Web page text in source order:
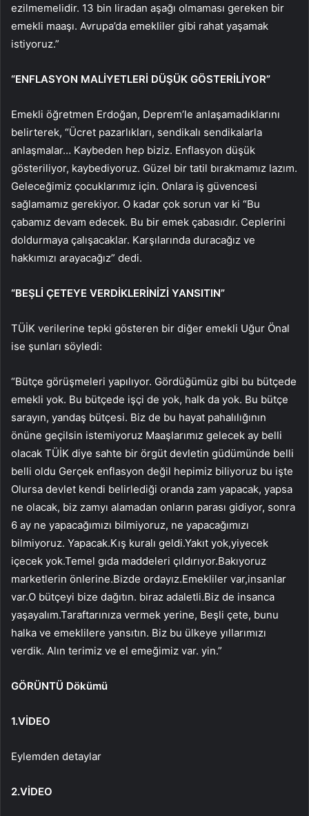
ezilmemelidir. 13 bin liradan aşağı olmaması gereken bir
emekli maaşı. Avrupa’da emekliler gibi rahat yaşamak
istiyoruz.”
“ENFLASYON MALİYETLERİ DÜŞÜK GÖSTERİLİYOR”
Emekli öğretmen Erdoğan, Deprem’le anlaşamadıklarını
belirterek, “Ücret pazarlıkları, sendikalı sendikalarla
anlaşmalar… Kaybeden hep biziz. Enflasyon düşük
gösteriliyor, kaybediyoruz. Güzel bir tatil bırakmamız lazım.
Geleceğimiz çocuklarımız için. Onlara iş güvencesi
sağlamamız gerekiyor. O kadar çok sorun var ki “Bu
çabamız devam edecek. Bu bir emek çabasıdır. Ceplerini
doldurmaya çalışacaklar. Karşılarında duracağız ve
hakkımızı arayacağız” dedi.
“BEŞLİ ÇETEYE VERDİKLERİNİZİ YANSITIN”
TÜİK verilerine tepki gösteren bir diğer emekli Uğur Önal
ise şunları söyledi:
“Bütçe görüşmeleri yapılıyor. Gördüğümüz gibi bu bütçede
emekli yok. Bu bütçede işçi de yok, halk da yok. Bu bütçe
sarayın, yandaş bütçesi. Biz de bu hayat pahalılığının
önüne geçilsin istemiyoruz Maaşlarımız gelecek ay belli
olacak TÜİK diye sahte bir örgüt devletin güdümünde belli
belli oldu Gerçek enflasyon değil hepimiz biliyoruz bu işte
Olursa devlet kendi belirlediği oranda zam yapacak, yapsa
ne olacak, biz zamyı alamadan onların parası gidiyor, sonra
6 ay ne yapacağımızı bilmiyoruz, ne yapacağımızı
bilmiyoruz. Yapacak.Kış kuralı geldi.Yakıt yok,yiyecek
içecek yok.Temel gıda maddeleri çıldırıyor.Bakıyoruz
marketlerin önlerine.Bizde ordayız.Emekliler var,insanlar
var.O bütçeyi bize dağıtın. biraz adaletli.Biz de insanca
yaşayalım.Taraftarınıza vermek yerine, Beşli çete, bunu
halka ve emeklilere yansıtın. Biz bu ülkeye yıllarımızı
verdik. Alın terimiz ve el emeğimiz var. yin.”
GÖRÜNTÜ Dökümü
1.VİDEO
Eylemden detaylar
2.VİDEO